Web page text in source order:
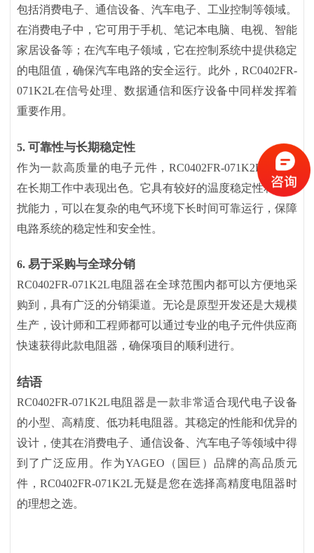
包括消费电子、通信设备、汽车电子、工业控制等领域。
在消费电子中，它可用于手机、笔记本电脑、电视、智能
家居设备等；在汽车电子领域，它在控制系统中提供稳定
的电阻值，确保汽车电路的安全运行。此外，RC0402FR-
071K2L在信号处理、数据通信和医疗设备中同样发挥着
重要作用。
5. 可靠性与长期稳定性
作为一款高质量的电子元件， RC0402FR-071K2L电阻器
在长期工作中表现出色。它具有较好的温度稳定性和抗干
扰能力，可以在复杂的电气环境下长时间可靠运行，保障
电路系统的稳定性和安全性。
6. 易于采购与全球分销
RC0402FR-071K2L电阻器在全球范围内都可以方便地采
购到，具有广泛的分销渠道。无论是原型开发还是大规模
生产，设计师和工程师都可以通过专业的电子元件供应商
快速获得此款电阻器，确保项目的顺利进行。
结语
RC0402FR-071K2L电阻器是一款非常适合现代电子设备
的小型、高精度、低功耗电阻器。其稳定的性能和优异的
设计，使其在消费电子、通信设备、汽车电子等领域中得
到了广泛应用。作为YAGEO（国巨）品牌的高品质元
件，RC0402FR-071K2L无疑是您在选择高精度电阻器时
的理想之选。